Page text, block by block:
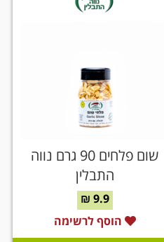
שום פלחים 90 גרם נווה
התבלין
9.9 ₪
הוסף לרשימה